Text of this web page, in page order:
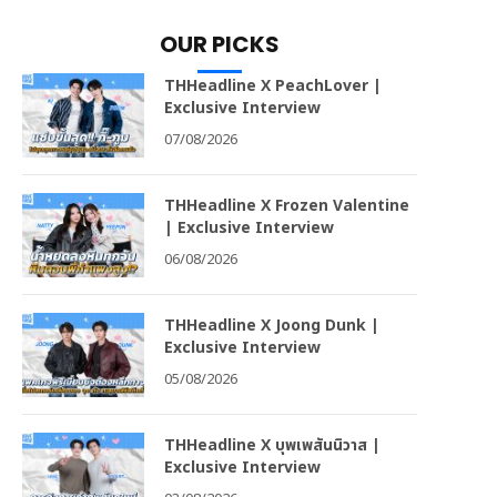
OUR PICKS
THHeadline X PeachLover |
Exclusive Interview
07/08/2026
THHeadline X Frozen Valentine
| Exclusive Interview
06/08/2026
THHeadline X Joong Dunk |
Exclusive Interview
05/08/2026
THHeadline X บุพเพสันนิวาส |
Exclusive Interview